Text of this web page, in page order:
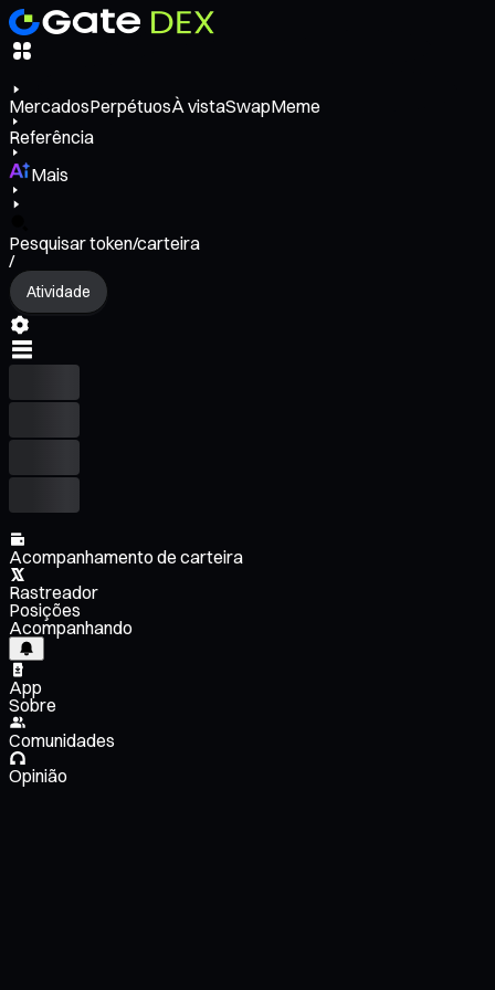
MercadosPerpétuosÀ vistaSwapMeme
Referência
Mais
Pesquisar token/carteira
/
Atividade
Acompanhamento de carteira
Rastreador
Posições
Acompanhando
App
Sobre
Comunidades
Opinião